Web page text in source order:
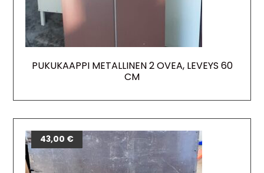
PUKUKAAPPI METALLINEN 2 OVEA, LEVEYS 60
CM
43,00 €